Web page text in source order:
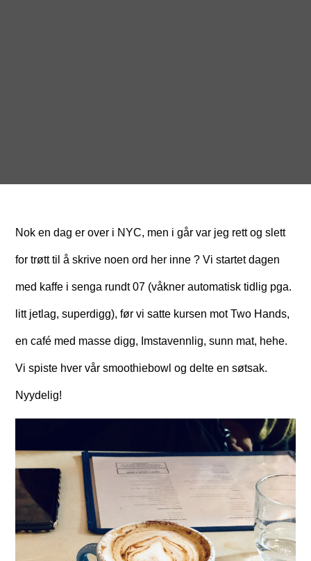
Nok en dag er over i NYC, men i går var jeg rett og slett
for trøtt til å skrive noen ord her inne ? Vi startet dagen
med kaffe i senga rundt 07 (våkner automatisk tidlig pga.
litt jetlag, superdigg), før vi satte kursen mot Two Hands,
en café med masse digg, Imstavennlig, sunn mat, hehe.
Vi spiste hver vår smoothiebowl og delte en søtsak.
Nyydelig!